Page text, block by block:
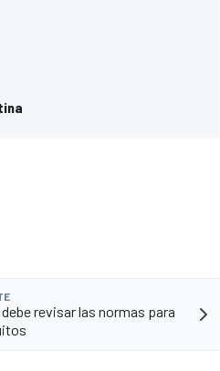
revisar las normas para